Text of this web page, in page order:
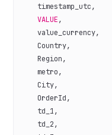
    timestamp_utc,
    VALUE
,
    value_currency,
    Country,
    Region,
    metro,
    City,
    OrderId,
    td_1,
    td_2,